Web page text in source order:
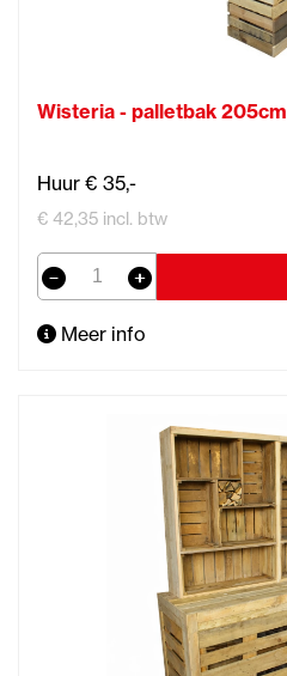
Wisteria - palletbak 205cm
Huur € 35,-
€ 42,35 incl. btw
Meer info